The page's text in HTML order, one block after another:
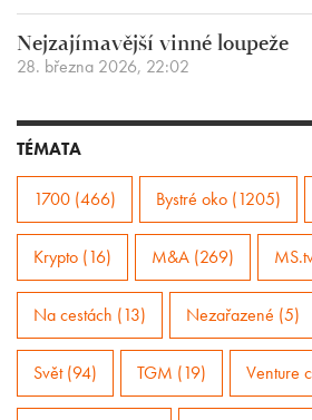
Nejzajímavější vinné loupeže
28. března 2026, 22:02
TÉMATA
1700 (466) Bystré oko (1205)
Krypto (16) M&A (269)
Na cestách (13) Nezařazené (5)
Svět (94) TGM (19) Venture